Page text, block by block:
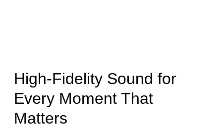
High-Fidelity Sound for
Every Moment That
Matters